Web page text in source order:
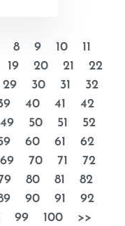
8 9 10
11
19 20 21
22
29 30 31
32
40 41
42
49 50 51
52
60 61
62
69 70 71
72
80 81
82
90 91
92
99 100 >>